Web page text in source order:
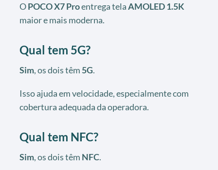
OPOCO X7 Proentrega telaAMOLED 1.5K
maior e mais moderna.
Qual tem 5G?
Sim, os dois têm 5G.
Isso ajuda em velocidade, especialmente com
cobertura adequada da operadora.
Qual tem NFC?
Sim, os dois têm NFC.